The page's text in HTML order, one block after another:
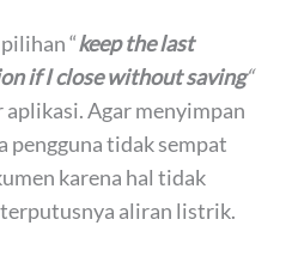
“keep the last
if I close without saving“
Agar menyimpan
pengguna tidak sempat
karena hal tidak
aliran listrik.